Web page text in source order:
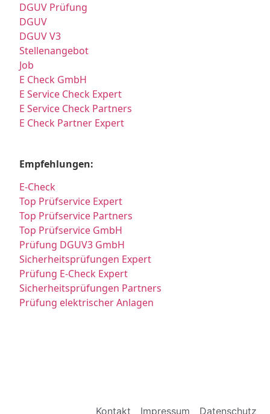
DGUV Prüfung
DGUV
DGUV V3
Stellenangebot
Job
E Check GmbH
E Service Check Expert
E Service Check Partners
E Check Partner Expert
Empfehlungen:
E-Check
Top Prüfservice Expert
Top Prüfservice Partners
Top Prüfservice GmbH
Prüfung DGUV3 GmbH
Sicherheitsprüfungen Expert
Prüfung E-Check Expert
Sicherheitsprüfungen Partners
Prüfung elektrischer Anlagen
Kontakt Impressum Datenschutz